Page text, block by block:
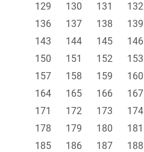
129
130 131 132
136
137 138 139
143
144 145 146
150
151 152 153
157
158 159 160
164
165 166 167
171
172 173 174
178
179 180 181
185
186 187 188